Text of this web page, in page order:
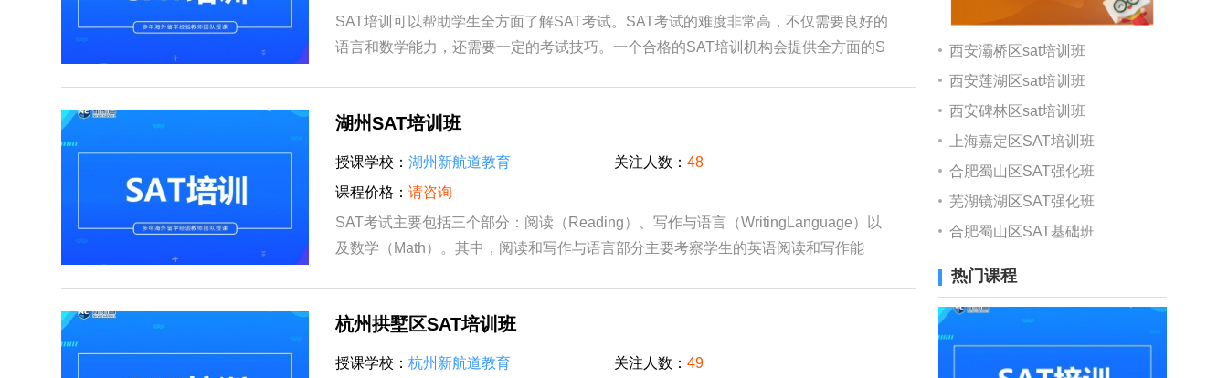
SAT培训可以帮助学生全方面了解SAT考试。SAT考试的难度非常高，不仅需要良好的
语言和数学能力，还需要一定的考试技巧。一个合格的SAT培训机构会提供全方面的S
湖州SAT培训班
授课学校： 湖州新航道教育 关注人数： 48
课程价格： 请咨询
SAT考试主要包括三个部分：阅读（Reading）、写作与语言（WritingLanguage）以
及数学（Math）。其中，阅读和写作与语言部分主要考察学生的英语阅读和写作能
杭州拱墅区SAT培训班
授课学校： 杭州新航道教育 关注人数： 49
西安灞桥区sat培训班
西安莲湖区sat培训班
西安碑林区sat培训班
上海嘉定区SAT培训班
合肥蜀山区SAT强化班
芜湖镜湖区SAT强化班
合肥蜀山区SAT基础班
热门课程